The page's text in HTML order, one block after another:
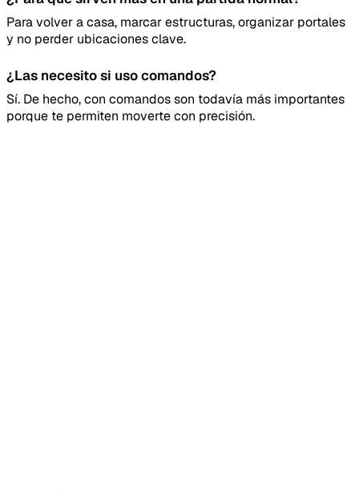
Para volver a casa, marcar estructuras, organizar portales
y no perder ubicaciones clave.
¿Las necesito si uso comandos?
Sí. De hecho, con comandos son todavía más importantes
porque te permiten moverte con precisión.